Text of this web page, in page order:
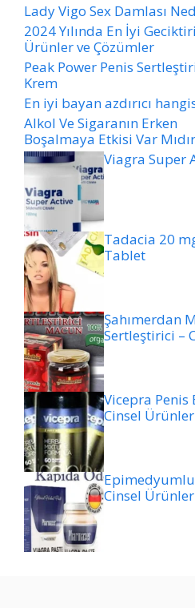
Lady Vigo Sex Damlası
2024 Yılında En İyi
Ürünler ve Çözümler
Peak Power Penis
Krem
En iyi bayan azdırıcı
Alkol Ve Sigaranın Erken
Boşalmaya Etkisi Var
Viagra Super
Tadacia 20
Tablet
Şahımerdan
Sertleştirici –
Vicepra
Cinsel Ürünler
Cinsel Ürünler